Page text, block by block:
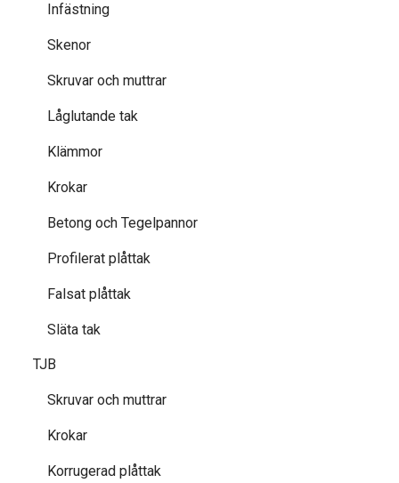
Infästning
Skenor
Skruvar och muttrar
Låglutande tak
Klämmor
Krokar
Betong och Tegelpannor
Profilerat plåttak
Falsat plåttak
Släta tak
TJB
Skruvar och muttrar
Krokar
Korrugerad plåttak